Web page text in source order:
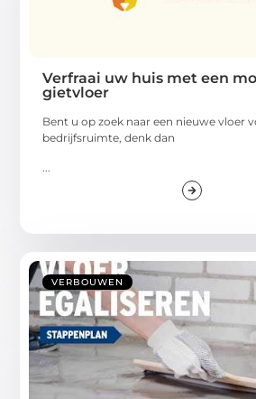
Verfraai uw huis met een
gietvloer
Bent u op zoek naar een nieuwe vloer
bedrijfsruimte, denk dan
VERBOUWEN